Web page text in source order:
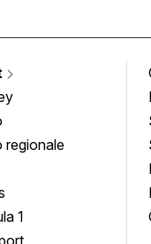
regionale
1